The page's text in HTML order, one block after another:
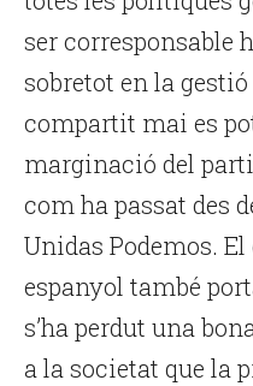
ser corresponsable
sobretot en la
compartit mai es
marginació del
com ha passat des
Unidas Podemos.
espanyol també
s’ha perdut una
a la societat que la